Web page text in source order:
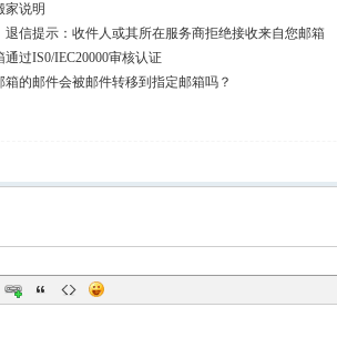
家说明
退信提示：收件人或其所在服务商拒绝接收来自您邮箱
过IS0/IEC20000审核认证
箱的邮件会被邮件转移到指定邮箱吗？